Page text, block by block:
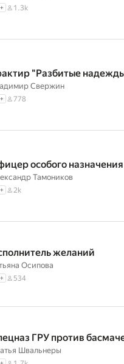
+ 1.3k
"Разбитые
Свержин
+ 778
особого назначения
Тамоников
+ 2k
желаний
Осипова
+ 534
ГРУ против
Швальнеры